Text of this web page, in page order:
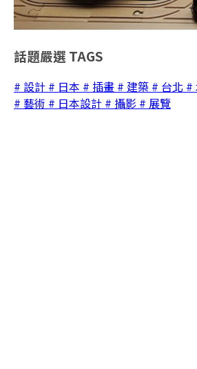
話題嚴選 TAGS
# 設計 # 日本 # 插畫 # 建築 # 台北 #
# 藝術 # 日本設計 # 攝影 # 展覽